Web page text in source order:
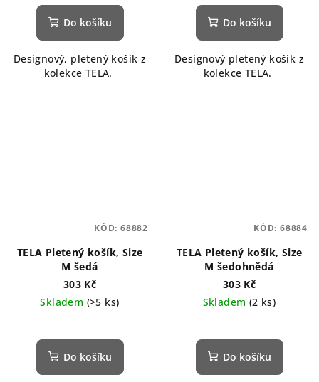
Do košíku
Designový, pletený košík z
kolekce TELA.
Do košíku
Designový pletený košík z
kolekce TELA.
TELA Pletený košík, Size
M šedá
303 Kč
Skladem (>5 ks)
Do košíku
KÓD: 68882
TELA Pletený košík, Size
M šedohnědá
303 Kč
Skladem (2 ks)
hodnocení
produktu
Do košíku
KÓD: 68884